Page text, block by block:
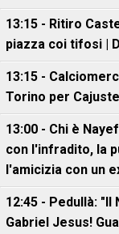
13:15 - Ritiro
piazza coi tifosi |
13:15 -
Torino per Cajuste
13:00 - Chi è
con l'infradito, la
l'amicizia con un
12:45 - Pedullà:
Gabriel Jesus!